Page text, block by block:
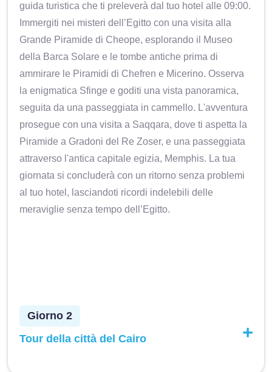
guida turistica che ti preleverà dal tuo hotel alle 09:00.
Immergiti nei misteri dell’Egitto con una visita alla
Grande Piramide di Cheope, esplorando il Museo
della Barca Solare e le tombe antiche prima di
ammirare le Piramidi di Chefren e Micerino. Osserva
la enigmatica Sfinge e goditi una vista panoramica,
seguita da una passeggiata in cammello. L'avventura
prosegue con una visita a Saqqara, dove ti aspetta la
Piramide a Gradoni del Re Zoser, e una passeggiata
attraverso l'antica capitale egizia, Memphis. La tua
giornata si concluderà con un ritorno senza problemi
al tuo hotel, lasciandoti ricordi indelebili delle
meraviglie senza tempo dell’Egitto.
Giorno 2
Tour della città del Cairo